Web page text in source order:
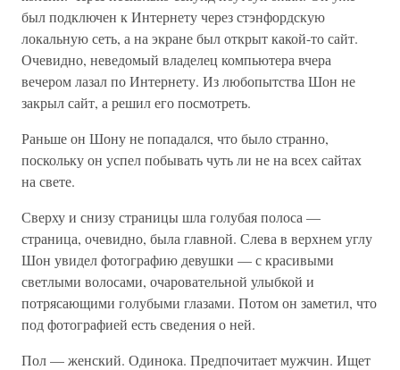
был подключен к Интернету через стэнфордскую
локальную сеть, а на экране был открыт какой-то сайт.
Очевидно, неведомый владелец компьютера вчера
вечером лазал по Интернету. Из любопытства Шон не
закрыл сайт, а решил его посмотреть.
Раньше он Шону не попадался, что было странно,
поскольку он успел побывать чуть ли не на всех сайтах
на свете.
Сверху и снизу страницы шла голубая полоса —
страница, очевидно, была главной. Слева в верхнем углу
Шон увидел фотографию девушки — с красивыми
светлыми волосами, очаровательной улыбкой и
потрясающими голубыми глазами. Потом он заметил, что
под фотографией есть сведения о ней.
Пол — женский. Одинока. Предпочитает мужчин. Ищет